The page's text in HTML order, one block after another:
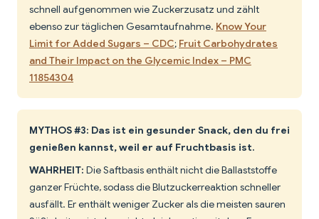
schnell aufgenommen wie Zuckerzusatz und zählt
ebenso zur täglichen Gesamtaufnahme. Know Your
Limit for Added Sugars – CDC; Fruit Carbohydrates
and Their Impact on the Glycemic Index – PMC
11854304
MYTHOS #3: Das ist ein gesunder Snack, den du frei
genießen kannst, weil er auf Fruchtbasis ist.
WAHRHEIT: Die Saftbasis enthält nicht die Ballaststoffe
ganzer Früchte, sodass die Blutzuckerreaktion schneller
ausfällt. Er enthält weniger Zucker als die meisten sauren